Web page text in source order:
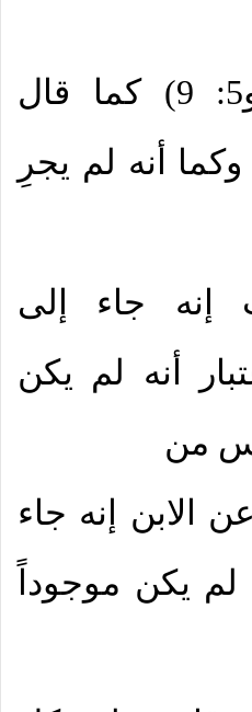
الأبد آمين “(رو5: 9) كما قال
أنه لم يجرِ
إنه جاء إلى
أنه لم يكن
من
الابن إنه جاء
لم يكن موجوداً